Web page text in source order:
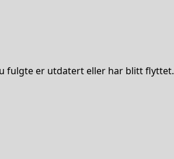
fulgte er utdatert eller har blitt flyttet.